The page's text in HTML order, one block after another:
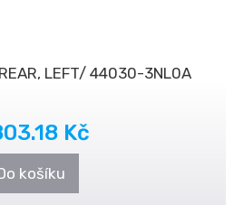
LEFT/ 44030-3NL0A
Kč
košíku